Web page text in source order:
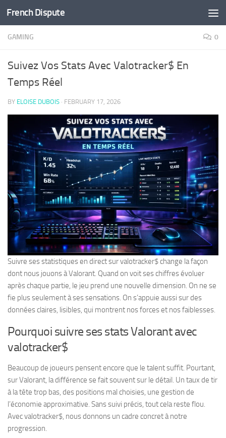
Skip to content
French Dispute
GAMING 0
Suivez Vos Stats Avec Valotracker$ En
Temps Réel
BY ELOISE DUBOIS · FEBRUARY 17, 2026
Suivre ses statistiques en direct sur valotracker$ change la façon
dont nous jouons à Valorant. Quand on voit ses chiffres évoluer
après chaque partie, le jeu prend une nouvelle dimension. On ne se
fie plus seulement à ses sensations. On s’appuie aussi sur des
données claires, lisibles, qui montrent nos forces et nos faiblesses.
Pourquoi suivre ses stats Valorant avec
valotracker$
Beaucoup de joueurs pensent encore que le talent suffit. Pourtant,
sur Valorant, la différence se fait souvent sur le détail. Un taux de tir
à la tête trop bas, des positions mal choisies, une gestion de
l’économie approximative. Sans suivi précis, tout cela reste flou.
Avec valotracker$, nous donnons un cadre concret à notre
progression.